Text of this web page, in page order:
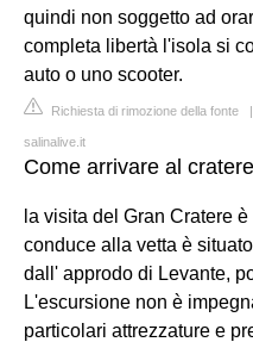
quindi non soggetto ad
completa libertà l'isola si
auto o uno scooter.
Richiesta di rimozione della fonte
salinalive.it
Come arrivare al
la visita del Gran Cratere
conduce alla vetta è
dall' approdo di Levante,
L'escursione non è
particolari attrezzature e